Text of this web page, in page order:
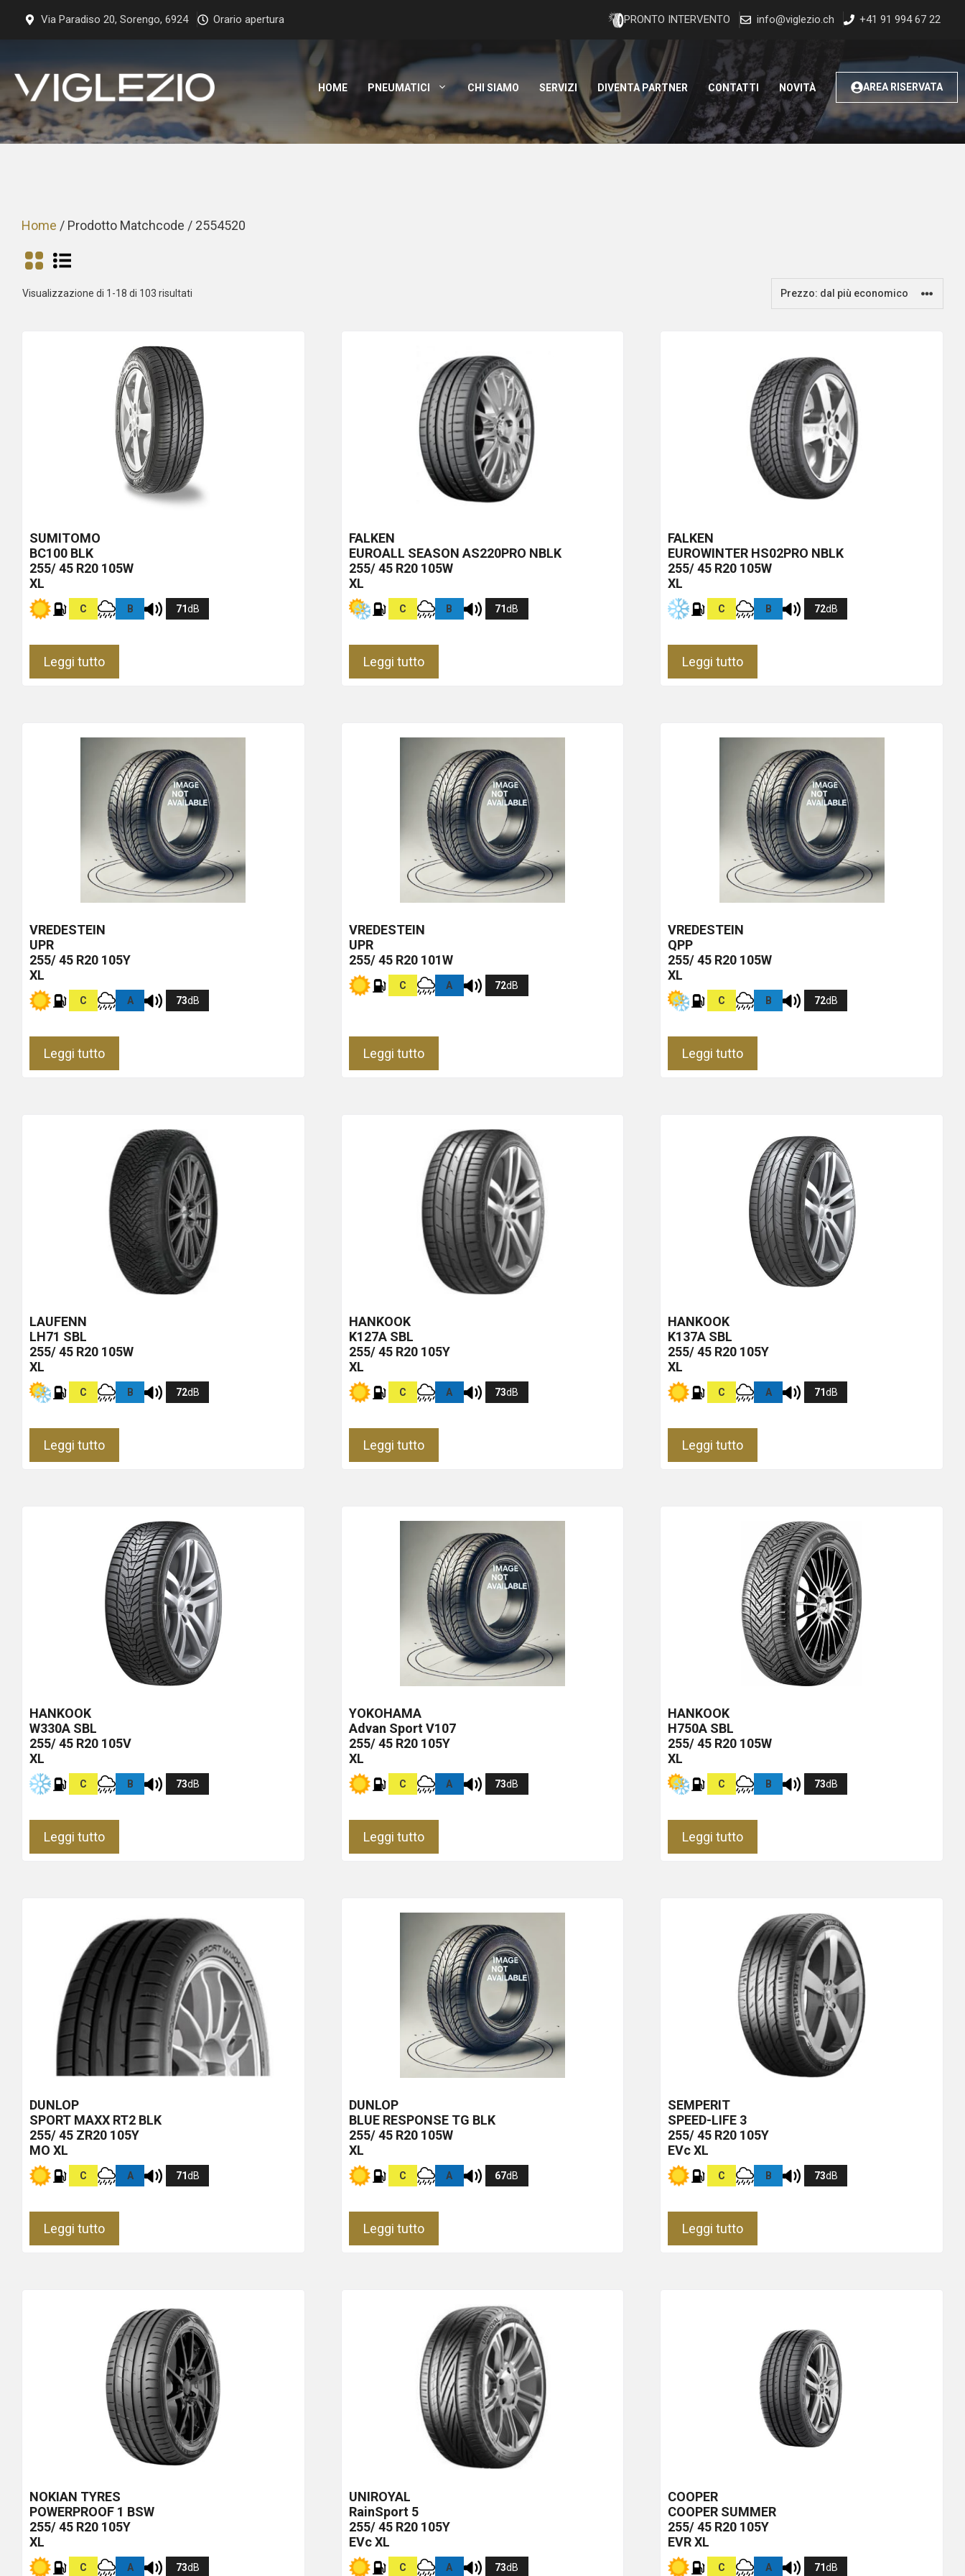
Via Paradiso 20, Sorengo, 6924 Orario apertura PRONTO INTERVENTO info@viglezio.ch +41 91 994 67 22
HOME PNEUMATICI CHI SIAMO SERVIZI DIVENTA PARTNER CONTATTI NOVITÀ AREA RISERVATA
Home / Prodotto Matchcode / 2554520
Visualizzazione di 1-18 di 103 risultati
SUMITOMO
BC100 BLK
255/ 45 R20 105W
XL
C B 71dB
Leggi tutto
FALKEN
EUROALL SEASON AS220PRO NBLK
255/ 45 R20 105W
XL
C B 71dB
Leggi tutto
FALKEN
EUROWINTER HS02PRO NBLK
255/ 45 R20 105W
XL
C B 72dB
Leggi tutto
VREDESTEIN
UPR
255/ 45 R20 105Y
XL
C A 73dB
Leggi tutto
VREDESTEIN
UPR
255/ 45 R20 101W
C A 72dB
Leggi tutto
VREDESTEIN
QPP
255/ 45 R20 105W
XL
C B 72dB
Leggi tutto
LAUFENN
LH71 SBL
255/ 45 R20 105W
XL
C B 72dB
Leggi tutto
HANKOOK
K127A SBL
255/ 45 R20 105Y
XL
C A 73dB
Leggi tutto
HANKOOK
K137A SBL
255/ 45 R20 105Y
XL
C A 71dB
Leggi tutto
HANKOOK
W330A SBL
255/ 45 R20 105V
XL
C B 73dB
Leggi tutto
YOKOHAMA
Advan Sport V107
255/ 45 R20 105Y
XL
C A 73dB
Leggi tutto
HANKOOK
H750A SBL
255/ 45 R20 105W
XL
C B 73dB
Leggi tutto
DUNLOP
SPORT MAXX RT2 BLK
255/ 45 ZR20 105Y
MO XL
C A 71dB
Leggi tutto
DUNLOP
BLUE RESPONSE TG BLK
255/ 45 R20 105W
XL
C A 67dB
Leggi tutto
SEMPERIT
SPEED-LIFE 3
255/ 45 R20 105Y
EVc XL
C B 73dB
Leggi tutto
NOKIAN TYRES
POWERPROOF 1 BSW
255/ 45 R20 105Y
XL
C A 73dB
UNIROYAL
RainSport 5
255/ 45 R20 105Y
EVc XL
C A 73dB
COOPER
COOPER SUMMER
255/ 45 R20 105Y
EVR XL
C A 71dB